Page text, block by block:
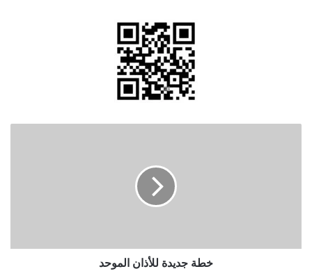
خطة جديدة للأذان الموحد